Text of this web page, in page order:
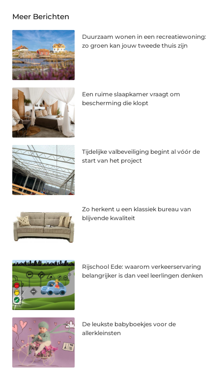
Meer Berichten
Duurzaam wonen in een recreatiewoning:
zo groen kan jouw tweede thuis zijn
Een ruime slaapkamer vraagt om
bescherming die klopt
Tijdelijke valbeveiliging begint al vóór de
start van het project
Zo herkent u een klassiek bureau van
blijvende kwaliteit
Rijschool Ede: waarom verkeerservaring
belangrijker is dan veel leerlingen denken
De leukste babyboekjes voor de
allerkleinsten